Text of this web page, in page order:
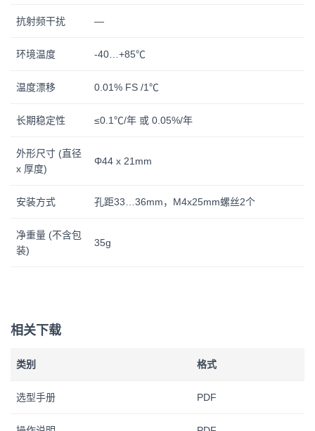
抗射频干扰 —
环境温度 -40…+85℃
温度漂移 0.01% FS /1℃
长期稳定性 ≤0.1℃/年 或 0.05%/年
外形尺寸 (直径
x 厚度)
Φ44 x 21mm
安装方式 孔距33…36mm，M4x25mm螺丝2个
净重量 (不含包
装)
35g
相关下载
类别 格式
选型手册 PDF